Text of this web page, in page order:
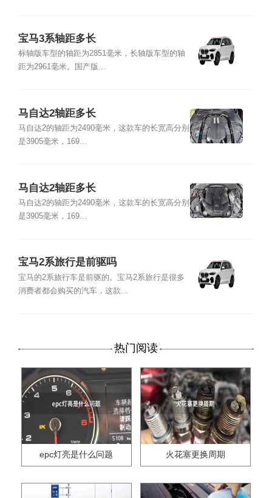
宝马3系轴距多长
标轴版车型的轴距为2851毫米，长轴版车型的轴
距为2961毫米。国产版...
马自达2轴距多长
马自达2的轴距为2490毫米，这款车的长宽高分别
是3905毫米，169...
马自达2轴距多长
马自达2的轴距为2490毫米，这款车的长宽高分别
是3905毫米，169...
宝马2系旅行是前驱吗
宝马的2系旅行车是前驱的。宝马2系旅行是很多
消费者都会购买的汽车，这款...
热门阅读
epc灯亮是什么问题 火花塞更换周期